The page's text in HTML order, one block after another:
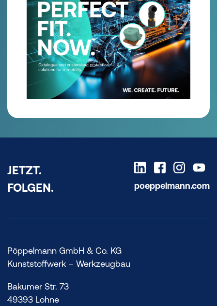
JETZT.
FOLGEN.
poeppelmann.com
Pöppelmann GmbH & Co. KG
Kunststoffwerk – Werkzeugbau
Bakumer Str. 73
49393 Lohne